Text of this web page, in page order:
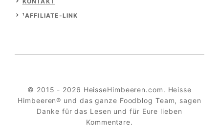
¹AFFILIATE-LINK
© 2015 - 2026 HeisseHimbeeren.com. Heisse
Himbeeren® und das ganze Foodblog Team, sagen
Danke für das Lesen und für Eure lieben
Kommentare.